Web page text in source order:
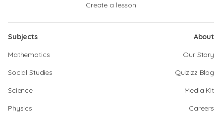
Create a lesson
Subjects
Mathematics
Social Studies
Science
Physics
About
Our Story
Quizizz Blog
Media Kit
Careers